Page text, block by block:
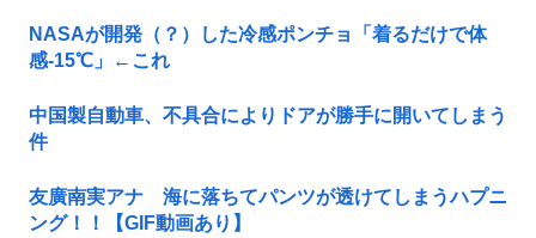
NASAが開発（？）した冷感ポンチョ「着るだけで体
感-15℃」←これ
中国製自動車、不具合によりドアが勝手に開いてしまう
件
友廣南実アナ 海に落ちてパンツが透けてしまうハプニ
ング！！【GIF動画あり】